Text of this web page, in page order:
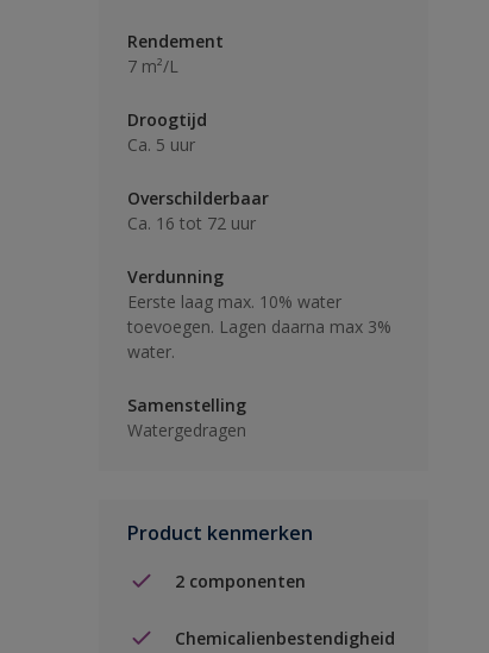
Rendement
7 m²/L
Droogtijd
Ca. 5 uur
Overschilderbaar
Ca. 16 tot 72 uur
Verdunning
Eerste laag max. 10% water
toevoegen. Lagen daarna max 3%
water.
Samenstelling
Watergedragen
Product kenmerken
2 componenten
Chemicalienbestendigheid